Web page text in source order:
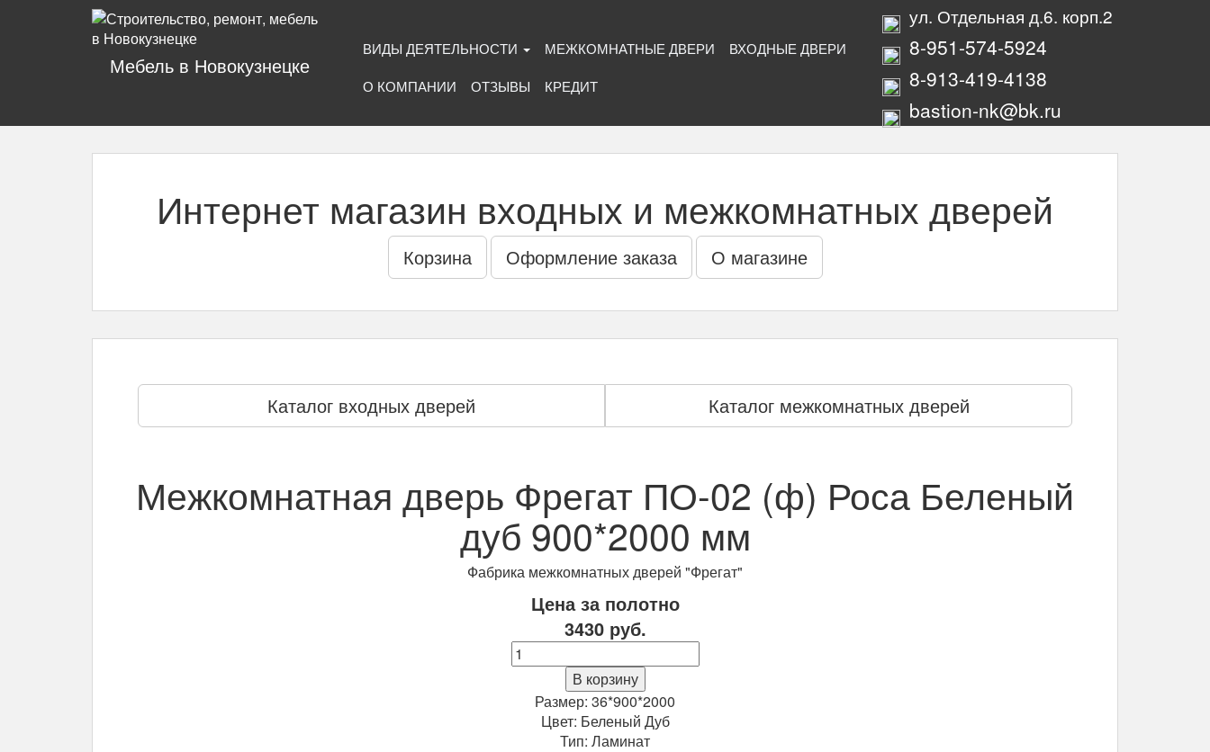
Мебель в Новокузнецке
ВИДЫ ДЕЯТЕЛЬНОСТИ МЕЖКОМНАТНЫЕ ДВЕРИ
ВХОДНЫЕ ДВЕРИ
О КОМПАНИИ
ОТЗЫВЫ КРЕДИТ
ул. Отдельная д.6. корп.2
8-951-574-5924
8-913-419-4138
bastion-nk@bk.ru
Интернет магазин входных и межкомнатных дверей
Корзина Оформление заказа О магазине
Каталог входных дверей Каталог межкомнатных дверей
Межкомнатная дверь Фрегат ПО-02 (ф) Роса Беленый
дуб 900*2000 мм
Фабрика межкомнатных дверей "Фрегат"
Цена за полотно
3430 руб.
Количество
Межкомнатная
Фрегат
ПО-02
В корзину
Размер: 36*900*2000
Цвет: Беленый Дуб
Тип: Ламинат